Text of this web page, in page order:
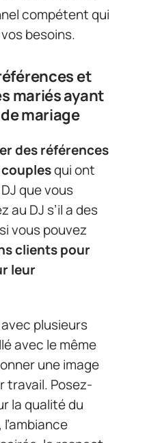
compétent qui
besoins.
et
mariés ayant
mariage
des références
couplesqui ont
que vous
au DJ s’il a des
vous pouvez
clients pour
leur
plusieurs
avec le même
une image
travail. Posez-
la qualité du